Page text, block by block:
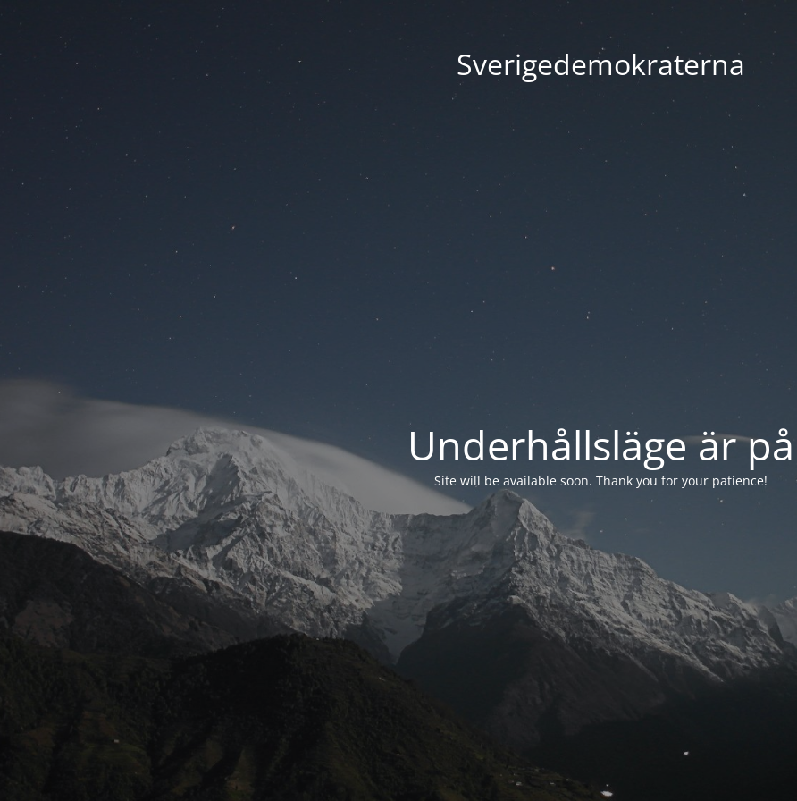
Sverigedemokraterna
Underhållsläge är på
Site will be available soon. Thank you for your patience!